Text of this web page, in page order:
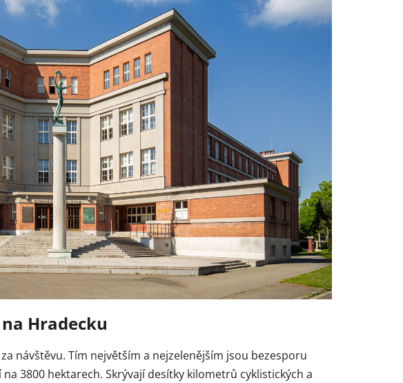
Hradecku
návštěvu. Tím největším a nejzelenějším jsou bezesporu
3800 hektarech. Skrývají desítky kilometrů cyklistických a